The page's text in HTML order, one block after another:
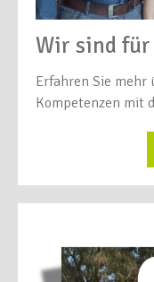
Wir sind für
Erfahren Sie mehr
Kompetenzen mit